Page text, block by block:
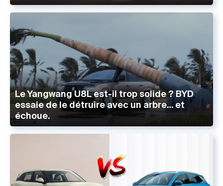
Le Yangwang U8L est-il trop solide ? BYD
essaie de le détruire avec un arbre… et
échoue.